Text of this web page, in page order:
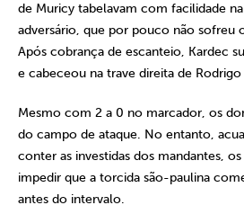
de Muricy tabelavam com facilidade
adversário, que por pouco não sofreu
Após cobrança de escanteio, Kardec
e cabeceou na trave direita de Rodrigo
Mesmo com 2 a 0 no marcador, os
do campo de ataque. No entanto,
conter as investidas dos mandantes,
impedir que a torcida são-paulina
antes do intervalo.